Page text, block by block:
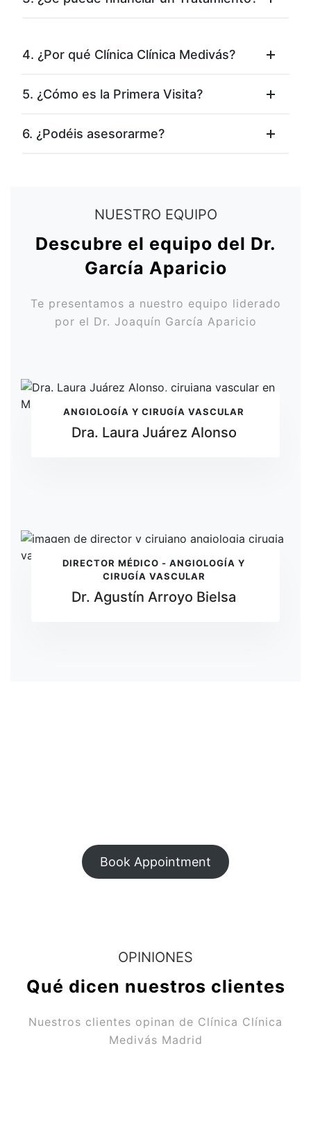
4. ¿Por qué Clínica Clínica Medivás?
5. ¿Cómo es la Primera Visita?
6. ¿Podéis asesorarme?
NUESTRO EQUIPO
Descubre el equipo del Dr.
García Aparicio
Te presentamos a nuestro equipo liderado
por el Dr. Joaquín García Aparicio
ANGIOLOGÍA Y CIRUGÍA VASCULAR
Dra. Laura Juárez Alonso
DIRECTOR MÉDICO - ANGIOLOGÍA Y
CIRUGÍA VASCULAR
Dr. Agustín Arroyo Bielsa
Book Appointment
OPINIONES
Qué dicen nuestros clientes
Nuestros clientes opinan de Clínica Clínica
Medivás Madrid